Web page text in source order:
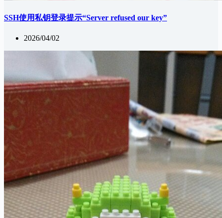
SSH使用私钥登录提示“Server refused our key”
2026/04/02